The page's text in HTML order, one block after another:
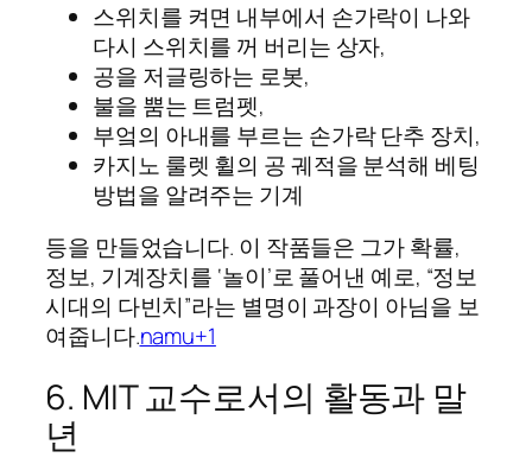
스위치를 켜면 내부에서 손가락이 나와
다시 스위치를 꺼 버리는 상자,
공을 저글링하는 로봇,
불을 뿜는 트럼펫,
부엌의 아내를 부르는 손가락 단추 장치,
카지노 룰렛 휠의 공 궤적을 분석해 베팅
방법을 알려주는 기계
등을 만들었습니다. 이 작품들은 그가 확률,
정보, 기계장치를 ‘놀이’로 풀어낸 예로, “정보
시대의 다빈치”라는 별명이 과장이 아님을 보
여줍니다.namu+1
6. MIT 교수로서의 활동과 말
년